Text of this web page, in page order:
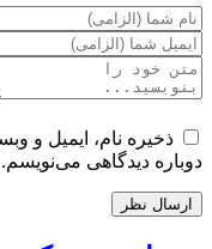
ذخیره نام، ایمیل و
دوباره دیدگاهی می‌نویسم.